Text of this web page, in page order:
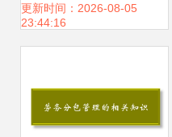
工总承包方应如何
更新时间：2026-08-05
23:44:16